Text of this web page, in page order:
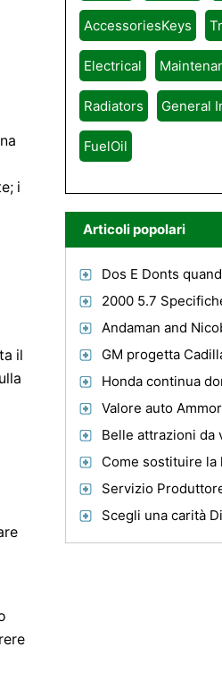
i
il
AccessoriesKeys
Electrical
Radiators General
FuelOil
Articoli popolari
2000 5.7
Andaman and
Valore auto